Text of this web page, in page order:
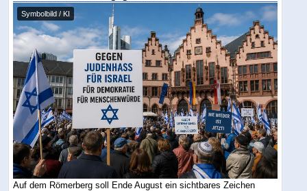
Symbolbild / KI
Auf dem Römerberg soll Ende August ein sichtbares Zeichen